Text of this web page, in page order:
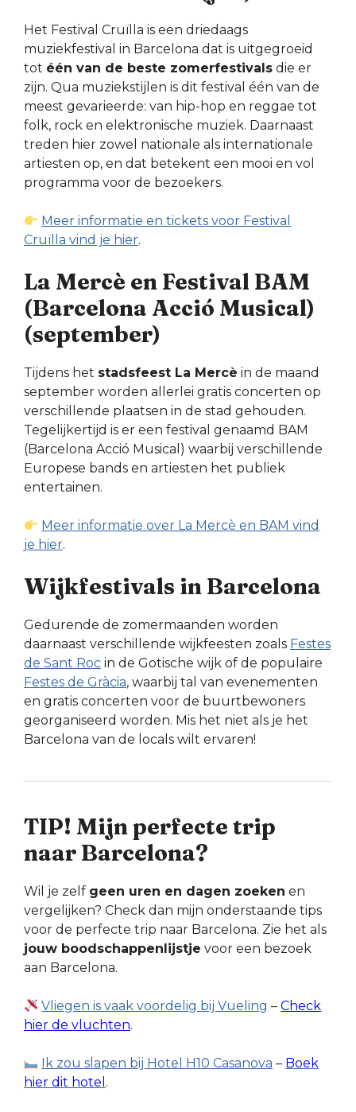
Het Festival Cruïlla is een driedaags
muziekfestival in Barcelona dat is uitgegroeid
tot één van de beste zomerfestivals die er
zijn. Qua muziekstijlen is dit festival één van de
meest gevarieerde: van hip-hop en reggae tot
folk, rock en elektronische muziek. Daarnaast
treden hier zowel nationale als internationale
artiesten op, en dat betekent een mooi en vol
programma voor de bezoekers.
Meer informatie en tickets voor Festival
Cruïlla vind je hier.
La Mercè en Festival BAM
(Barcelona Acció Musical)
(september)
Tijdens het stadsfeest La Mercè in de maand
september worden allerlei gratis concerten op
verschillende plaatsen in de stad gehouden.
Tegelijkertijd is er een festival genaamd BAM
(Barcelona Acció Musical) waarbij verschillende
Europese bands en artiesten het publiek
entertainen.
Meer informatie over La Mercè en BAM vind
je hier.
Wijkfestivals in Barcelona
Gedurende de zomermaanden worden
daarnaast verschillende wijkfeesten zoals Festes
de Sant Roc in de Gotische wijk of de populaire
Festes de Gràcia, waarbij tal van evenementen
en gratis concerten voor de buurtbewoners
georganiseerd worden. Mis het niet als je het
Barcelona van de locals wilt ervaren!
TIP! Mijn perfecte trip
naar Barcelona?
Wil je zelf geen uren en dagen zoeken en
vergelijken? Check dan mijn onderstaande tips
voor de perfecte trip naar Barcelona. Zie het als
jouw boodschappenlijstje voor een bezoek
aan Barcelona.
Vliegen is vaak voordelig bij Vueling –Check
hier de vluchten.
Ik zou slapen bij Hotel H10 Casanova – Boek
hier dit hotel .